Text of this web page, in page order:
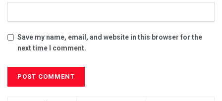
Save my name, email, and website in this browser for the
next time I comment.